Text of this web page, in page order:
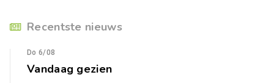
Recentste nieuws
Do 6/08
Vandaag gezien